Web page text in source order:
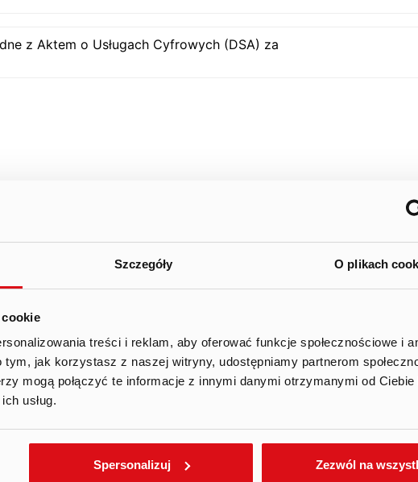
Szczegóły O plikach
treści i reklam, aby oferować funkcje społecznościowe i
jak korzystasz z naszej witryny, udostępniamy partnerom
mogą połączyć te informacje z innymi danymi otrzymanymi od Ciebie
usług.
Spersonalizuj Zezwól na
z Aktem o Usługach Cyfrowych (DSA) za
W
.
danych osobowych jest Ten Square Games S.A. z